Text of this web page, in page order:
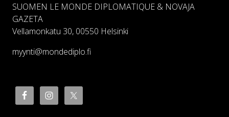
SUOMEN LE MONDE DIPLOMATIQUE & NOVAJA
GAZETA
Vellamonkatu 30, 00550 Helsinki
myynti@mondediplo.fi